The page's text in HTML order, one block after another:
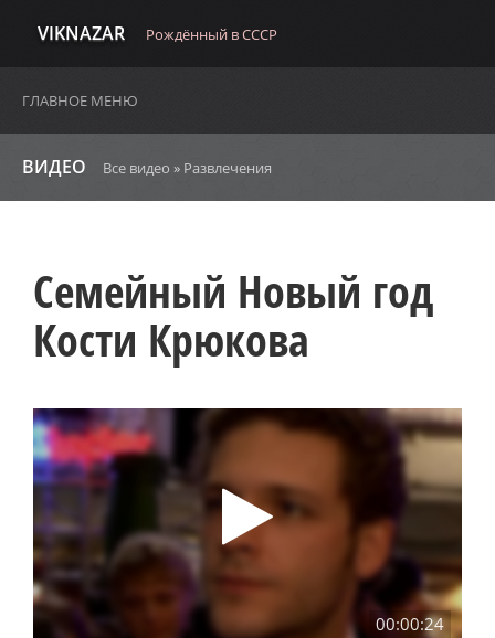
VIKNAZAR Рождённый в СССР
ГЛАВНОЕ МЕНЮ
ВИДЕО Все видео » Развлечения
Семейный Новый год
Кости Крюкова
00:00:24